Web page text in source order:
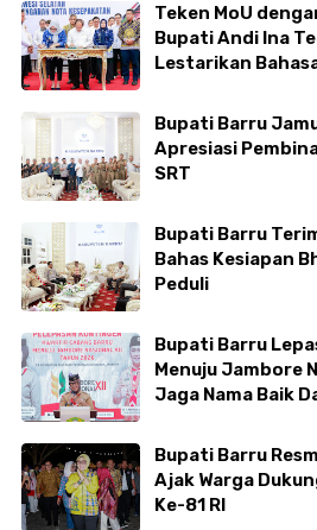
Teken MoU
Bupati Andi Ina
Lestarikan
Bupati Barru
Apresiasi
SRT
Bupati Barru
Bahas Kesiapan
Peduli
Bupati Barru
Menuju Jambore Nasional XII, Pesan
Jaga Nama Baik
Bupati Barru
Ajak Warga
Ke-81 RI